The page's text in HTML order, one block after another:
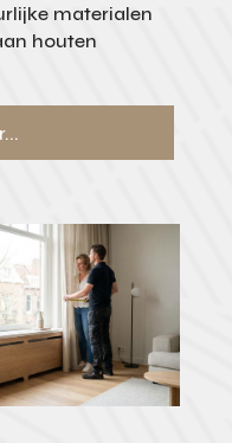
materialen
houten